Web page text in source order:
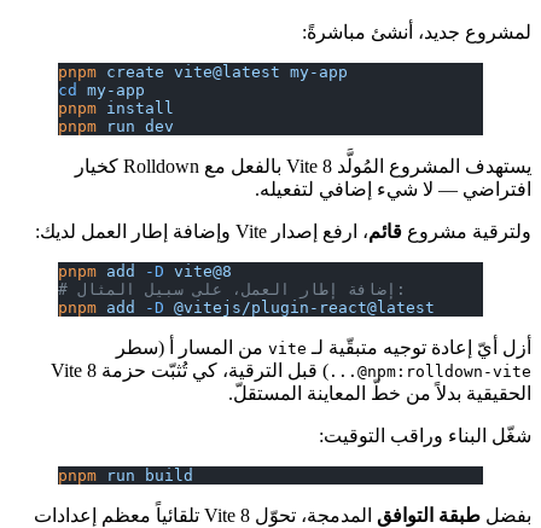
لمشروع جديد، أنشئ مباشرةً:
pnpm create vite@latest my-app
cd my-app
pnpm install
pnpm
run dev
يستهدف المشروع المُولَّد Vite 8 بالفعل مع Rolldown كخيار
افتراضي — لا شيء إضافي لتفعيله.
ولترقية مشروعقائم، ارفع إصدار Vite وإضافة إطار العمل لديك:
pnpm add -D vite@8
pnpm add -D @vitejs/plugin-react@latest
أزل أيّ إعادة توجيه متبقّية لـviteمن المسار أ (سطر
npm:rolldown-vite@...
) قبل الترقية، كي تُثبّت حزمة Vite 8
الحقيقية بدلاً من خطّ المعاينة المستقلّ.
شغّل البناء وراقب التوقيت:
pnpm run build
بفضل طبقة التوافقالمدمجة، تحوّل Vite 8 تلقائياً معظم إعدادات